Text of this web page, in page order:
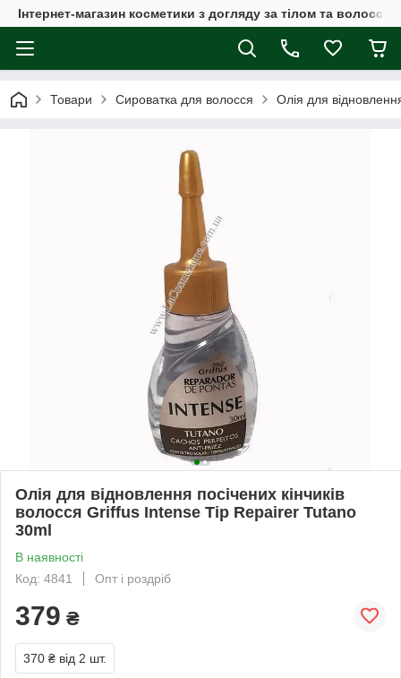
Інтернет-магазин косметики з догляду за тілом та
Товари Сироватка для волосся Олія для
Олія для відновлення посічених кінчиків
волосся Griffus Intense Tip Repairer Tutano
30ml
В наявності
Код: 4841
Опт і роздріб
379 ₴
370 ₴ від 2 шт.